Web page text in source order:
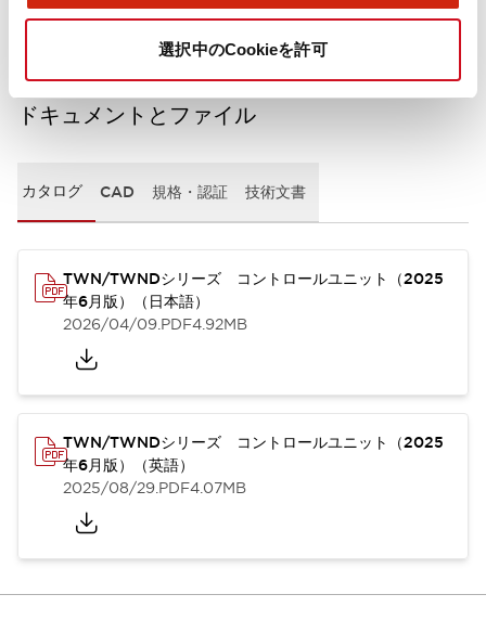
選択中のCookieを許可
ドキュメントとファイル
カタログ CAD 規格・認証 技術文書
TWN/TWNDシリーズ コントロールユニット（2025
年6月版）（日本語）
2026/04/09.PDF4.92MB
TWN/TWNDシリーズ コントロールユニット（2025
年6月版）（英語）
2025/08/29.PDF4.07MB